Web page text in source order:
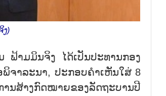
)
າມມິນຈິງ ໄດ້ເປັນປະທານກອງ
ຈາລະນາ, ປະກອບຄຳເຫັນໃສ່ 8
ນສ້າງກົດໝາຍຂອງລັດຖະບານປີ